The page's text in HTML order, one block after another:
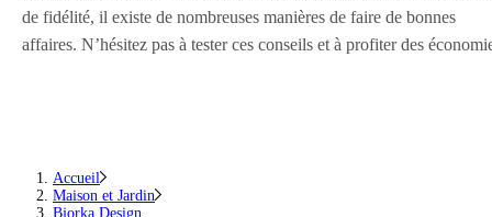
de fidélité, il existe de nombreuses manières de faire de bonnes
affaires. N’hésitez pas à tester ces conseils et à profiter des
Accueil
Maison et Jardin
Bjorka Design